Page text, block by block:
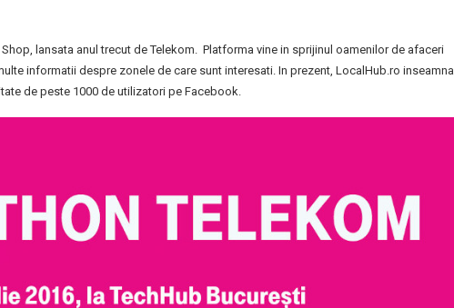
lansata anul trecut de Telekom. Platforma vine in sprijinul oamenilor de afaceri
informatii despre zonele de care sunt interesati. In prezent, LocalHub.ro inseamna
de peste 1000 de utilizatori pe Facebook.